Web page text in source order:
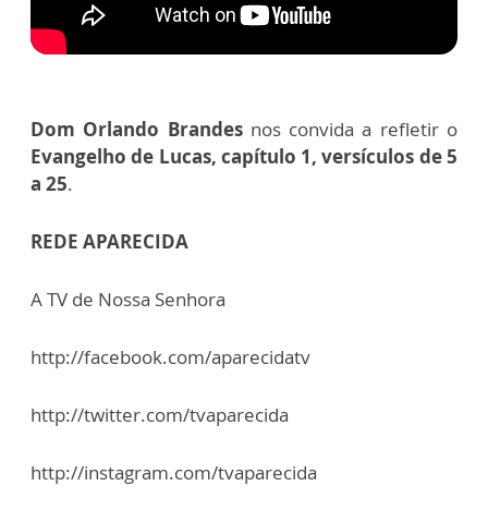
Dom Orlando Brandesnos convida a refletir o
Evangelho de Lucas, capítulo 1, versículos de 5
a 25.
REDE APARECIDA
A TV de Nossa Senhora
http://facebook.com/aparecidatv
http://twitter.com/tvaparecida
http://instagram.com/tvaparecida